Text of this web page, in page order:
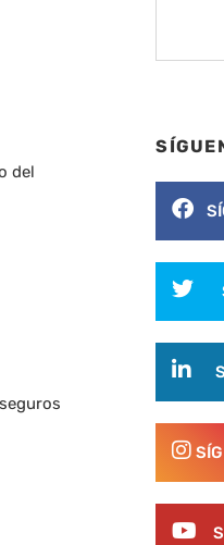
del